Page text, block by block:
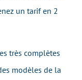
un tarif en 2
très complètes
modèles de la